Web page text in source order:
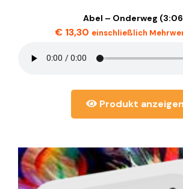
Abel – Onderweg
€13,30 einschließlich
Produkt anzeigen